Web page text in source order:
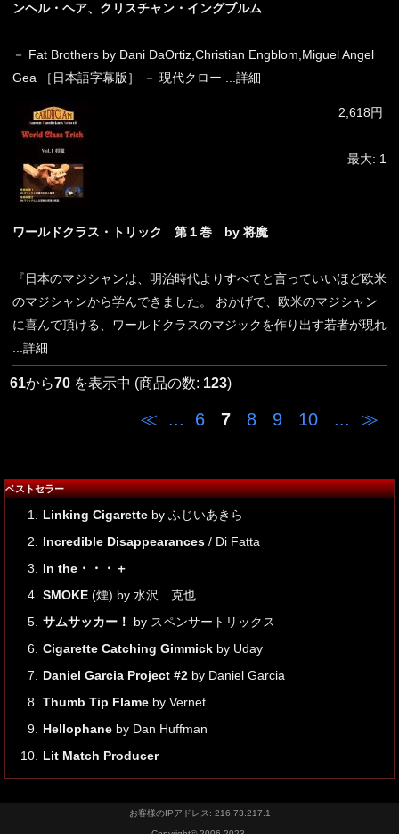
ンヘル・ヘア、クリスチャン・イングブルム
－ Fat Brothers by Dani DaOrtiz,Christian Engblom,Miguel Angel
Gea ［日本語字幕版］ － 現代クロー ...詳細
2,618円
最大: 1
ワールドクラス・トリック 第１巻 by 将魔
『日本のマジシャンは、明治時代よりすべてと言っていいほど欧米
のマジシャンから学んできました。 おかげで、欧米のマジシャン
に喜んで頂ける、ワールドクラスのマジックを作り出す若者が現れ
...詳細
61から70 を表示中 (商品の数: 123)
≪ ... 6 7 8 9 10 ... ≫
ベストセラー
1. Linking Cigarette by ふじいあきら
2.
Incredible Disappearances / Di Fatta
3.
In the・・・＋
4. SMOKE (煙) by 水沢 克也
5. サムサッカー！
by スペンサートリックス
6. Cigarette Catching Gimmick by Uday
7.
Daniel Garcia Project #2 by Daniel Garcia
8. Thumb Tip Flame by Vernet
9.
Hellophane by Dan Huffman
10.
Lit Match Producer
お客様のIPアドレス: 216.73.217.1